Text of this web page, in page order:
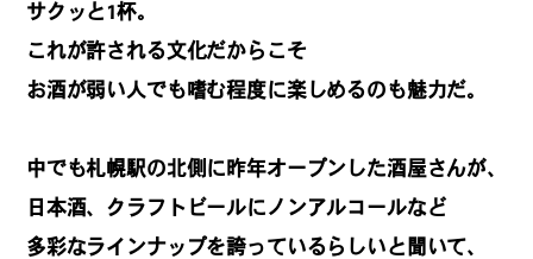
#雨の日・雪の日の正解
サクッと1杯。
これが許される文化だからこそ
お酒が弱い人でも嗜む程度に楽しめるのも魅力だ。
中でも札幌駅の北側に昨年オープンした酒屋さんが、
日本酒、クラフトビールにノンアルコールなど
多彩なラインナップを誇っているらしいと聞いて、